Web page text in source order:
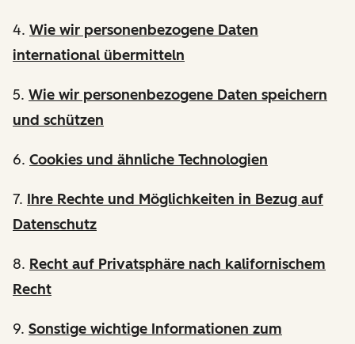
4. Wie wir personenbezogene Daten
international übermitteln
5. Wie wir personenbezogene Daten speichern
und schützen
6. Cookies und ähnliche Technologien
7. Ihre Rechte und Möglichkeiten in Bezug auf
Datenschutz
8. Recht auf Privatsphäre nach kalifornischem
Recht
9. Sonstige wichtige Informationen zum